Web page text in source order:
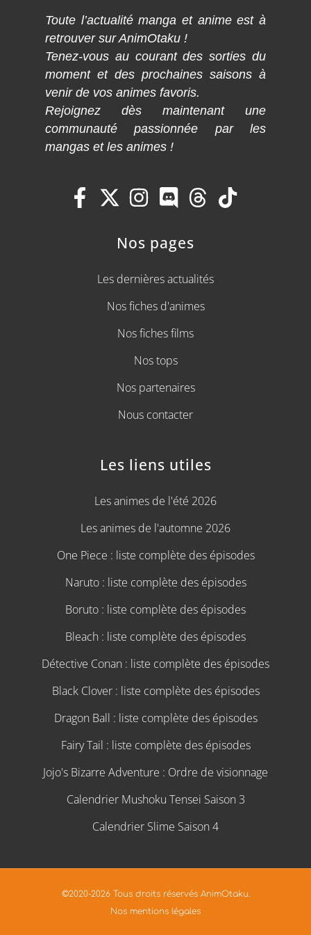
Toute l’actualité manga et anime est à
retrouver sur AnimOtaku !
Tenez-vous au courant des sorties du
moment et des prochaines saisons à
venir de vos animes favoris.
Rejoignez dès maintenant une
communauté passionnée par les
mangas et les animes !
Nos pages
Les dernières actualités
Nos fiches d'animes
Nos fiches films
Nos tops
Nos partenaires
Nous contacter
Les liens utiles
Les animes de l'été 2026
Les animes de l'automne 2026
One Piece : liste complète des épisodes
Naruto : liste complète des épisodes
Boruto : liste complète des épisodes
Bleach : liste complète des épisodes
Détective Conan : liste complète des épisodes
Black Clover : liste complète des épisodes
Dragon Ball : liste complète des épisodes
Fairy Tail : liste complète des épisodes
Jojo's Bizarre Adventure : Ordre de visionnage
Calendrier Mushoku Tensei Saison 3
Calendrier Slime Saison 4
©2020-2026 Tous droits réservés AnimOtaku.
Nos mentions légales